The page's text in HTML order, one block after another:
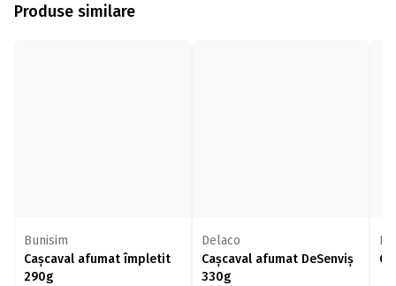
Produse similare
Bunisim
Cașcaval afumat împletit
290g
Delaco
Cașcaval afumat DeSenviș
330g